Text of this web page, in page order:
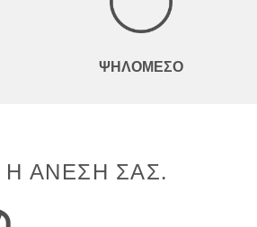
ΨΗΛΌΜΕΣΟ
Η ΆΝΕΣΉ ΣΑΣ.